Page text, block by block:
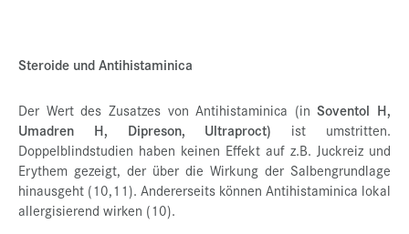
Steroide und Antihistaminica
Der Wert des Zusatzes von Antihistaminica (inSoventol H,
Umadren H, Dipreson, Ultraproct) ist umstritten.
Doppelblindstudien haben keinen Effekt auf z.B. Juckreiz und
Erythem gezeigt, der über die Wirkung der Salbengrundlage
hinausgeht (10,11). Andererseits können Antihistaminica lokal
allergisierend wirken (10).